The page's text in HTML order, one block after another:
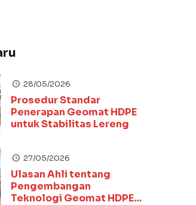
28/05/2026
Prosedur Standar
Penerapan Geomat HDPE
untuk Stabilitas Lereng
27/05/2026
Ulasan Ahli tentang
Pengembangan
Teknologi Geomat HDPE